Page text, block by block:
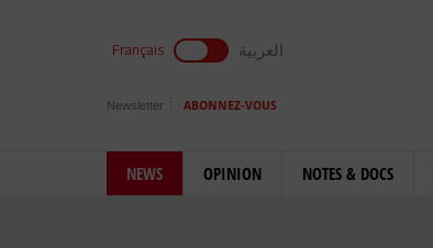
Français العربية
Newsletter ABONNEZ-VOUS
NEWS OPINION NOTES & DOCS